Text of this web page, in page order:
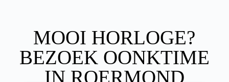
MOOI HORLOGE?
BEZOEK OONKTIME
IN ROERMOND